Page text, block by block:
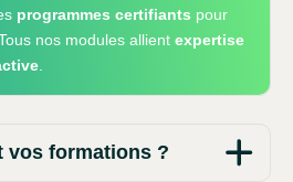
programmes certifiants pour
nos modules allient expertise
.
vos formations ?